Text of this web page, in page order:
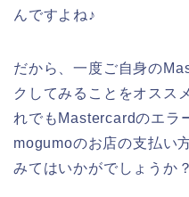
んですよね♪
だから、一度ご自身の
クしてみることをオスス
れでもMastercardのエラ
mogumoのお店の支払い
みてはいかがでしょうか？